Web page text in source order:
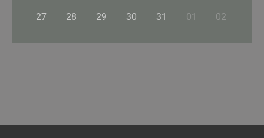
27 28 29 30 31 01 02